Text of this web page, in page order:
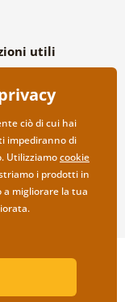
utili
all’ingrosso
creato da
ciò di cui hai
impediranno di
Utilizziamocookie
i prodotti in
a migliorare la tua